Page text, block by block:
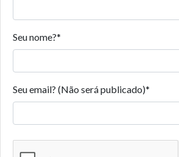
Seu nome?*
Seu email? (Não será publicado)*